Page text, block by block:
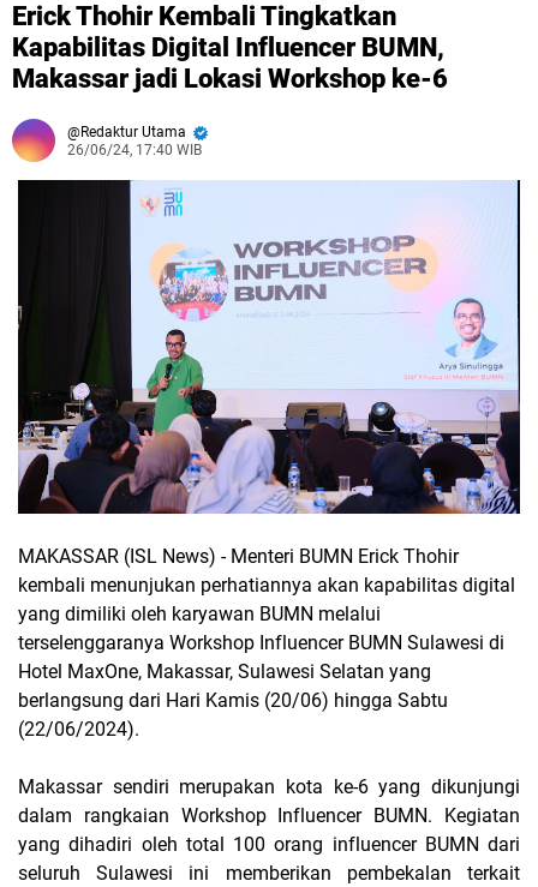
Erick Thohir Kembali Tingkatkan
Kapabilitas Digital Influencer BUMN,
Makassar jadi Lokasi Workshop ke-6
Redaktur Utama
26/06/24, 17:40 WIB
MAKASSAR (ISL News) - Menteri BUMN Erick Thohir
kembali menunjukan perhatiannya akan kapabilitas digital
yang dimiliki oleh karyawan BUMN melalui
terselenggaranya Workshop Influencer BUMN Sulawesi di
Hotel MaxOne, Makassar, Sulawesi Selatan yang
berlangsung dari Hari Kamis (20/06) hingga Sabtu
(22/06/2024).
Makassar sendiri merupakan kota ke-6 yang dikunjungi
dalam rangkaian Workshop Influencer BUMN. Kegiatan
yang dihadiri oleh total 100 orang influencer BUMN dari
seluruh Sulawesi ini memberikan pembekalan terkait